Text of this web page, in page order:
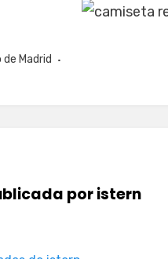
Madrid
poristern